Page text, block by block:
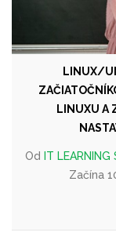
LINUX/
LINUXU A
Od IT LEARNING
Začína